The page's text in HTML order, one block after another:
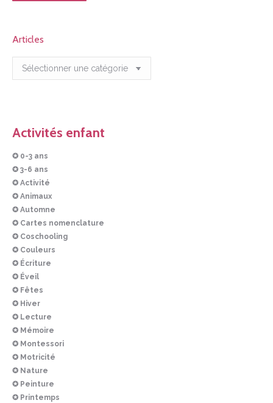
Articles
Articles
Activités enfant
✪ 0-3 ans
✪ 3-6 ans
✪ Activité
✪ Animaux
✪ Automne
✪ Cartes nomenclature
✪ Coschooling
✪ Couleurs
✪ Écriture
✪ Éveil
✪ Fêtes
✪ Hiver
✪ Lecture
✪ Mémoire
✪ Montessori
✪ Motricité
✪ Nature
✪ Peinture
✪ Printemps